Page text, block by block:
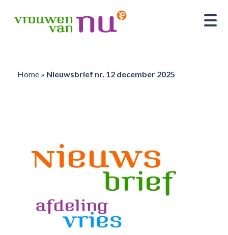
Home» Nieuwsbrief nr. 12 december 2025